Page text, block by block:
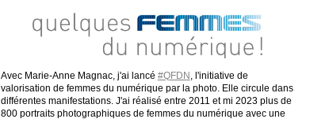
Avec Marie-Anne Magnac, j'ai lancé #QFDN
, l'initiative de
valorisation de femmes du numérique par la photo. Elle circule dans
différentes manifestations. J'ai réalisé entre 2011 et mi 2023 plus de
800 portraits photographiques de femmes du numérique avec une